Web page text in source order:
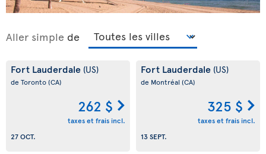
Aller simple de
Fort Lauderdale (US)
de Toronto(CA)
262 $
taxes et frais incl.
27 OCT.
Fort Lauderdale (US)
de Montréal (CA)
325 $
taxes et frais incl.
13 SEPT.